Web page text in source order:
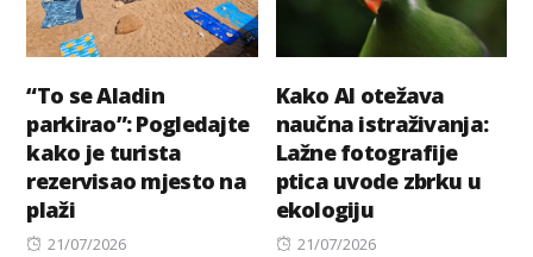
“To se Aladin
parkirao”: Pogledajte
kako je turista
rezervisao mjesto na
plaži
Posted
21/07/2026
Kako AI otežava
naučna istraživanja:
Lažne fotografije
ptica uvode zbrku u
ekologiju
Posted
21/07/2026